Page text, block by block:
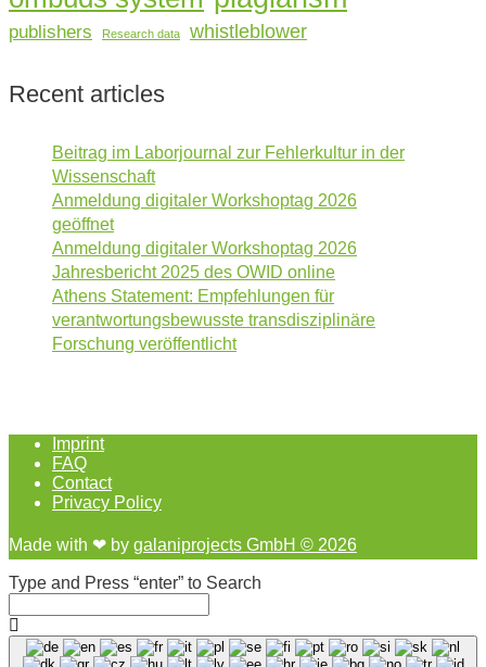
publishers Research data whistleblower
Recent articles
Beitrag im Laborjournal zur Fehlerkultur in der
Wissenschaft
Anmeldung digitaler Workshoptag 2026
geöffnet
Anmeldung digitaler Workshoptag 2026
Jahresbericht 2025 des OWID online
Athens Statement: Empfehlungen für
verantwortungsbewusste transdisziplinäre
Forschung veröffentlicht
Imprint
FAQ
Contact
Privacy Policy
Made with ❤︎ by galaniprojects GmbH © 2026
Type and Press “enter” to Search